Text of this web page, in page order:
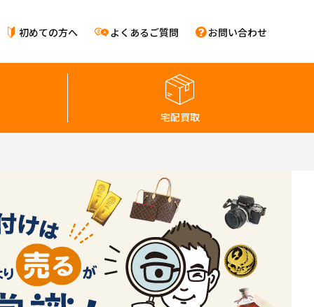
初めての方へ よくあるご質問 お問い合わせ
宅配買取